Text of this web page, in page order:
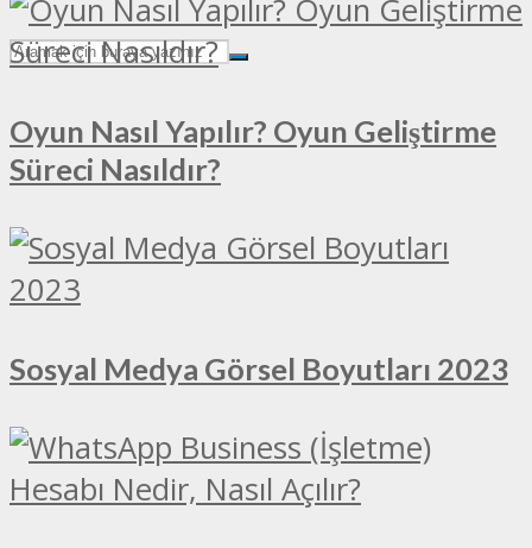
Oyun Nasıl Yapılır? Oyun Geliştirme
Süreci Nasıldır?
Sosyal Medya Görsel Boyutları 2023